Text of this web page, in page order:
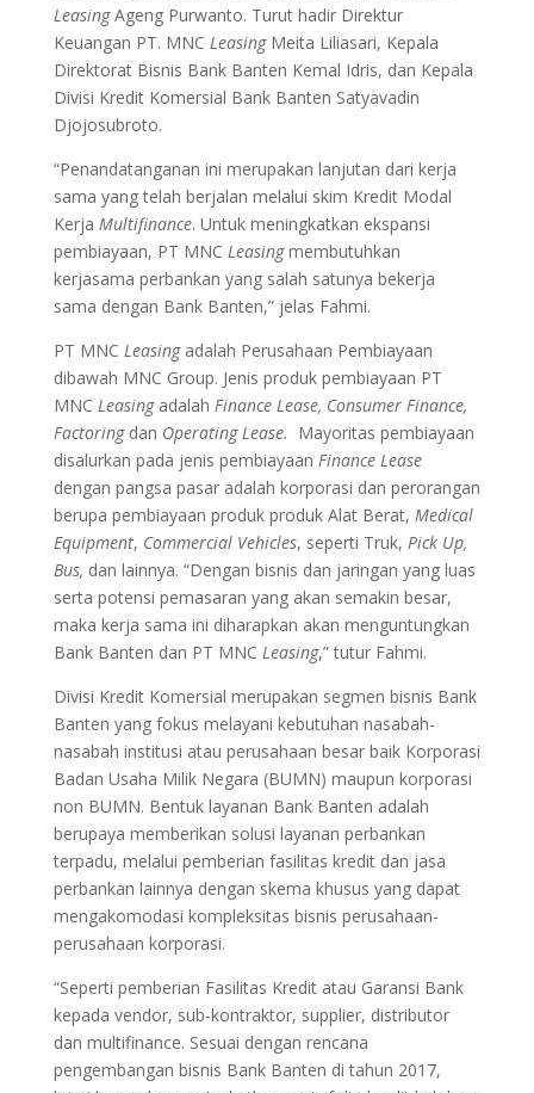
LeasingAgeng Purwanto. Turut hadir Direktur
Keuangan PT. MNC LeasingMeita Liliasari, Kepala
Direktorat Bisnis Bank Banten Kemal Idris, dan Kepala
Divisi Kredit Komersial Bank Banten Satyavadin
Djojosubroto.
“Penandatanganan ini merupakan lanjutan dari kerja
sama yang telah berjalan melalui skim Kredit Modal
Kerja Multifinance. Untuk meningkatkan ekspansi
pembiayaan, PT MNC Leasingmembutuhkan
kerjasama perbankan yang salah satunya bekerja
sama dengan Bank Banten,” jelas Fahmi.
PT MNC Leasingadalah Perusahaan Pembiayaan
dibawah MNC Group. Jenis produk pembiayaan PT
MNC Leasingadalah Finance Lease, Consumer Finance,
Factoring dan Operating Lease. Mayoritas pembiayaan
disalurkan pada jenis pembiayaan Finance Lease
dengan pangsa pasar adalah korporasi dan perorangan
berupa pembiayaan produk produk Alat Berat, Medical
Equipment, Commercial Vehicles, seperti Truk, Pick Up,
Bus, dan lainnya. “Dengan bisnis dan jaringan yang luas
serta potensi pemasaran yang akan semakin besar,
maka kerja sama ini diharapkan akan menguntungkan
Bank Banten dan PT MNC Leasing,” tutur Fahmi.
Divisi Kredit Komersial merupakan segmen bisnis Bank
Banten yang fokus melayani kebutuhan nasabah-
nasabah institusi atau perusahaan besar baik Korporasi
Badan Usaha Milik Negara (BUMN) maupun korporasi
non BUMN. Bentuk layanan Bank Banten adalah
berupaya memberikan solusi layanan perbankan
terpadu, melalui pemberian fasilitas kredit dan jasa
perbankan lainnya dengan skema khusus yang dapat
mengakomodasi kompleksitas bisnis perusahaan-
perusahaan korporasi.
“Seperti pemberian Fasilitas Kredit atau Garansi Bank
kepada vendor, sub-kontraktor, supplier, distributor
dan multifinance. Sesuai dengan rencana
pengembangan bisnis Bank Banten di tahun 2017,